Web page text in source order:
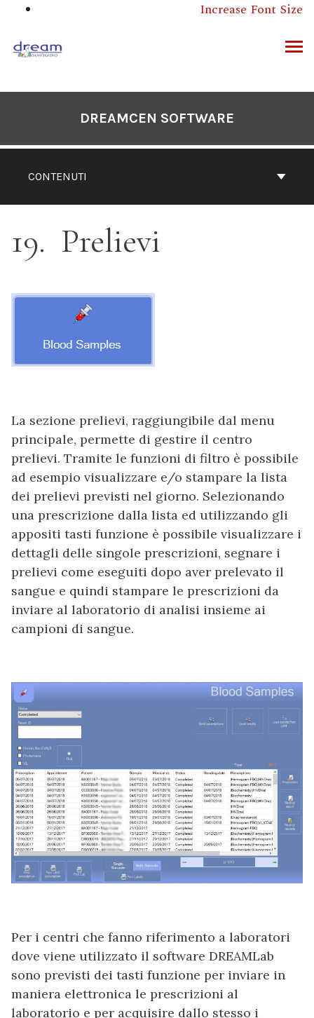
contenuto
Increase Font Size
CONTENUTI
DREAMCEN SOFTWARE
19 Prelievi
La sezione prelievi, raggiungibile dal menu
principale, permette di gestire il centro
prelievi. Tramite le funzioni di filtro è possibile
ad esempio visualizzare e/o stampare la lista
dei prelievi previsti nel giorno. Selezionando
una prescrizione dalla lista ed utilizzando gli
appositi tasti funzione è possibile visualizzare i
dettagli delle singole prescrizioni, segnare i
prelievi come eseguiti dopo aver prelevato il
sangue e quindi stampare le prescrizioni da
inviare al laboratorio di analisi insieme ai
campioni di sangue.
Per i centri che fanno riferimento a laboratori
dove viene utilizzato il software DREAMLab
sono previsti dei tasti funzione per inviare in
maniera elettronica le prescrizioni al
laboratorio e per acquisire dallo stesso i